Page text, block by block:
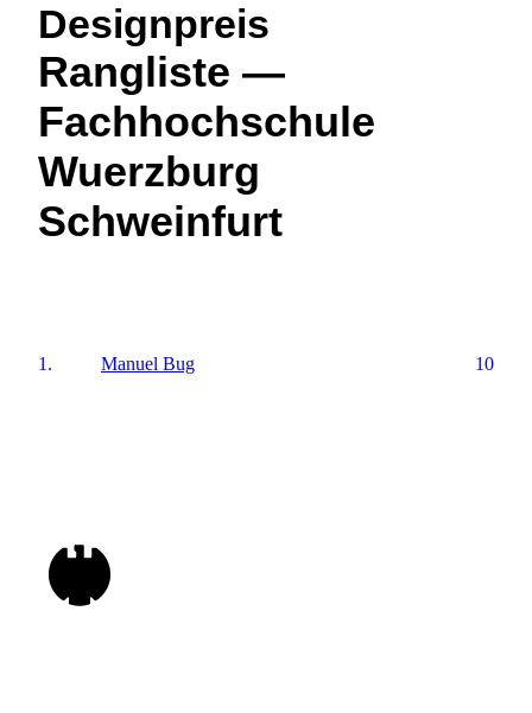
Designpreis
Rangliste —
Fachhochschule
Wuerzburg
Schweinfurt
1. 10
Manuel Bug